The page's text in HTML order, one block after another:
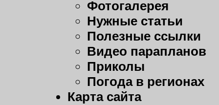
Фотогалерея
Нужные статьи
Полезные ссылки
Видео парапланов
Приколы
Погода в регионах
Карта сайта